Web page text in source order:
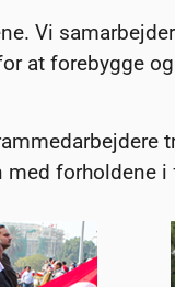
Vi
at forebygge
med forholdene